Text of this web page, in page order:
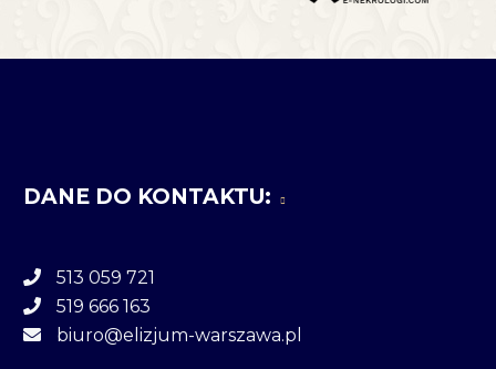
DANE DO KONTAKTU:
513 059 721
519 666 163
biuro@elizjum-warszawa.pl